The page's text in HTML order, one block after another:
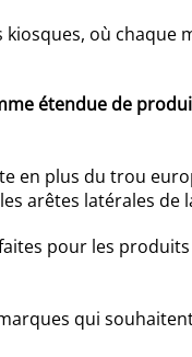
où chaque
étendue de
en plus du trou
arêtes latérales de
pour les
qui